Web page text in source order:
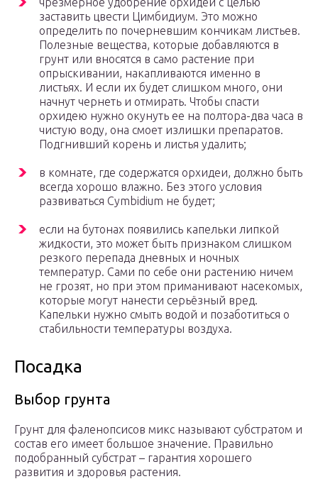
заставить цвести Цимбидиум. Это можно
определить по почерневшим кончикам листьев.
Полезные вещества, которые добавляются в
грунт или вносятся в само растение при
опрыскивании, накапливаются именно в
листьях. И если их будет слишком много, они
начнут чернеть и отмирать. Чтобы спасти
орхидею нужно окунуть ее на полтора-два часа в
чистую воду, она смоет излишки препаратов.
Подгнивший корень и листья удалить;
в комнате, где содержатся орхидеи, должно быть
всегда хорошо влажно. Без этого условия
развиваться Cymbidium не будет;
если на бутонах появились капельки липкой
жидкости, это может быть признаком слишком
резкого перепада дневных и ночных
температур. Сами по себе они растению ничем
не грозят, но при этом приманивают насекомых,
которые могут нанести серьёзный вред.
Капельки нужно смыть водой и позаботиться о
стабильности температуры воздуха.
Посадка
Выбор грунта
Грунт для фаленопсисов микс называют субстратом и
состав его имеет большое значение. Правильно
подобранный субстрат – гарантия хорошего
развития и здоровья растения.